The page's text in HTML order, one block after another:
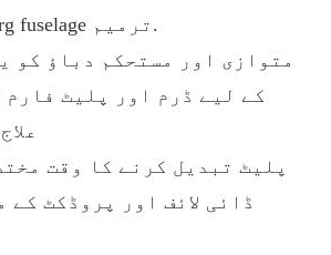
2. اصل Heidelberg fuselage ترمیم.
کے لیے ڈرم اور پلیٹ فارم
ڈائی لائف اور پروڈکٹ کے